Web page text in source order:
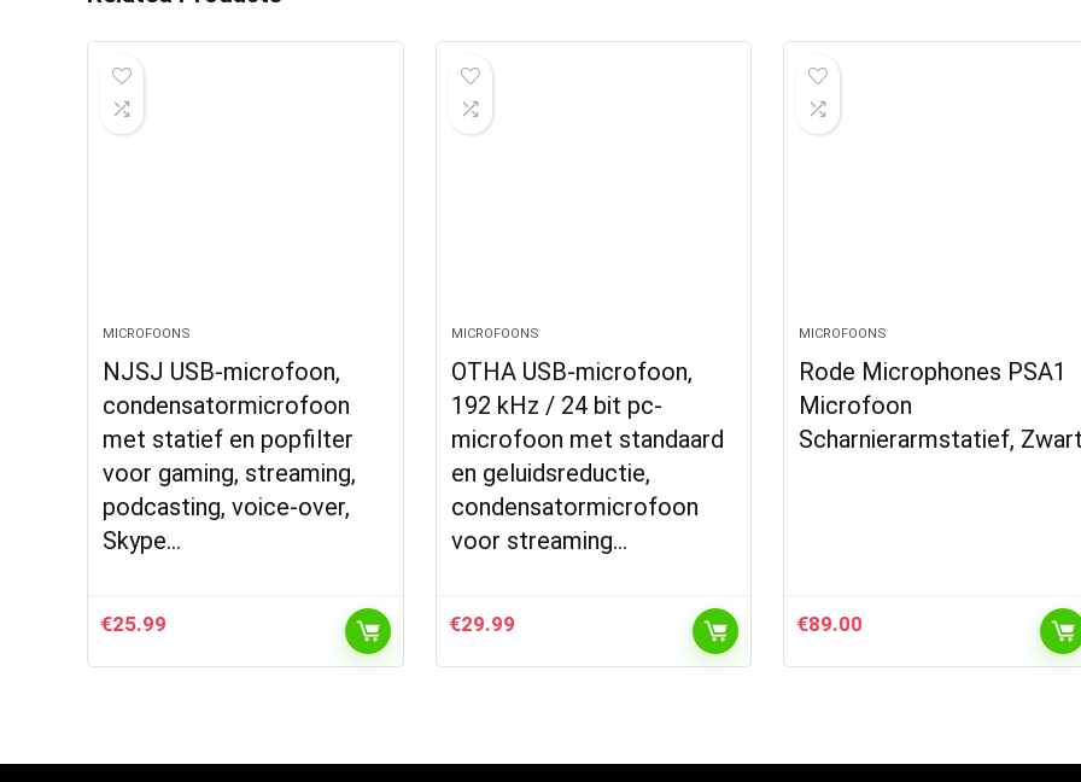
MICROFOONS
NJSJ USB-microfoon,
condensatormicrofoon
met statief en popfilter
voor gaming, streaming,
podcasting, voice-over,
Skype…
€25.99
MICROFOONS
OTHA USB-microfoon,
192 kHz / 24 bit pc-
microfoon met standaard
en geluidsreductie,
condensatormicrofoon
voor streaming…
€29.99
MICROFOONS
Rode Microphones PSA1
Microfoon
Scharnierarmstatief,
€89.00